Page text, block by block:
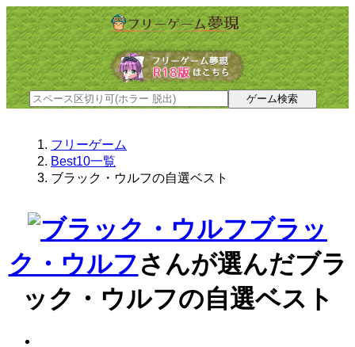
フリーゲーム
Best10一覧
ブラック・ウルフの自選ベスト
ブラッ
ク・ウルフさんが選んだブラ
ック・ウルフの自選ベスト